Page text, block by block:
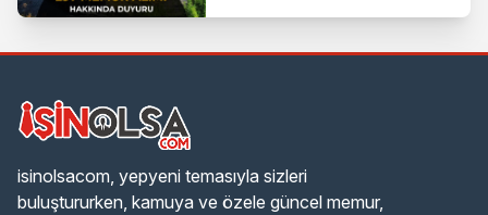
isinolsacom, yepyeni temasıyla sizleri
buluştururken, kamuya ve özele güncel memur,